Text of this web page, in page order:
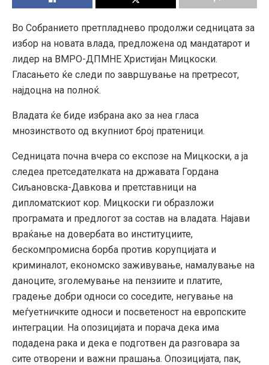
Во Собранието претпладнево продолжи седницата за
избор на новата влада, предложена од мандатарот и
лидер на ВМРО-ДПМНЕ Христијан Мицкоски.
Гласањето ќе следи по завршување на претресот,
најдоцна на полноќ.
Владата ќе биде избрана ако за неа гласа
мнозинството од вкупниот број пратеници.
Седницата почна вчера со експозе на Мицкоски, а ја
следеа претседателката на државата Гордана
Сиљановска-Давкова и претставници на
дипломатскиот кор. Мицкоски ги образложи
програмата и предлогот за состав на владата. Најави
враќање на довербата во институциите,
бескомпромисна борба против корупцијата и
криминалот, економско заживување, намалување на
даноците, зголемување на пензиите и платите,
градење добри односи со соседите, негување на
меѓуетничките односи и посветеност на европските
интеграции. На опозицијата и порача дека има
подадена рака и дека е подготвен да разговара за
сите отворени и важни прашања. Опозицијата, пак,